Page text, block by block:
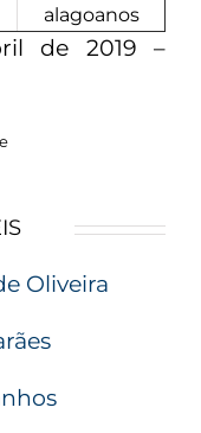
alagoanos
de 2019 –
Oliveira